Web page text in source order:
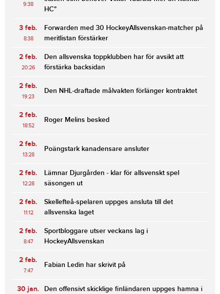
9:38
HC"
3 feb.
8:38
Forwarden med 30 HockeyAllsvenskan-matcher på
meritlistan förstärker
2 feb.
20:26
Den allsvenska toppklubben har för avsikt att
förstärka backsidan
2 feb.
19:23
Den NHL-draftade målvakten förlänger kontraktet
2 feb.
18:52
Roger Melins besked
2 feb.
13:28
Poängstark kanadensare ansluter
2 feb.
12:28
Lämnar Djurgården - klar för allsvenskt spel
säsongen ut
2 feb.
11:12
Skellefteå-spelaren uppges ansluta till det
allsvenska laget
2 feb.
8:47
Sportbloggare utser veckans lag i
HockeyAllsvenskan
2 feb.
7:47
Fabian Ledin har skrivit på
30 jan.
Den offensivt skicklige finländaren uppges hamna i